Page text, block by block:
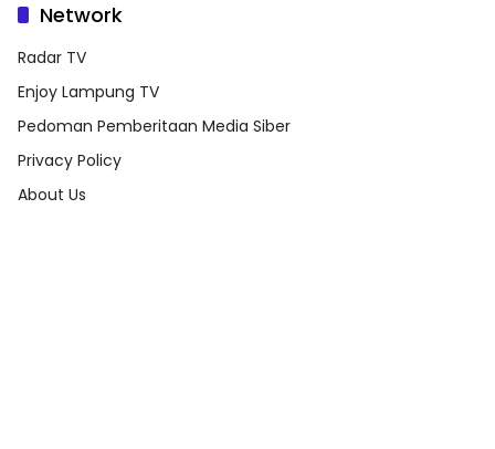
Network
Radar TV
Enjoy Lampung TV
Pedoman Pemberitaan Media Siber
Privacy Policy
About Us